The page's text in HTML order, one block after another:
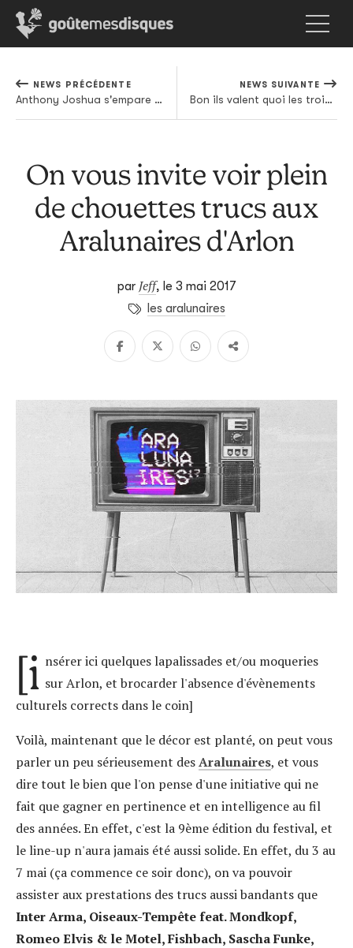
NEWS PRÉCÉDENTE
Anthony Joshua s'empare des lauriers de la boxe mondiale et emporte avec lui la musique populaire anglaise
NEWS SUIVANTE
Bon ils valent quoi les trois inédits de Radiohead pour la réédition d'OK Computer?
On vous invite voir plein
de chouettes trucs aux
Aralunaires d'Arlon
par Jeff, le 3 mai 2017
les aralunaires
[i nsérer ici quelques lapalissades et/ou moqueries
sur Arlon, et brocarder l'absence d'évènements
culturels corrects dans le coin]
Voilà, maintenant que le décor est planté, on peut vous
parler un peu sérieusement desAralunaires, et vous
dire tout le bien que l'on pense d'une initiative qui ne
fait que gagner en pertinence et en intelligence au fil
des années. En effet, c'est la 9ème édition du festival, et
le line-up n'aura jamais été aussi solide. En effet, du 3 au
7 mai (ça commence ce soir donc), on va pouvoir
assister aux prestations des trucs aussi bandants que
Inter Arma, Oiseaux-Tempête feat. Mondkopf,
Romeo Elvis & le Motel, Fishbach, Sascha Funke,